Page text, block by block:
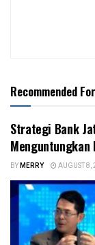
Recommended
Strategi Bank
Menguntungkan
BYMERRY AUGUST 8,